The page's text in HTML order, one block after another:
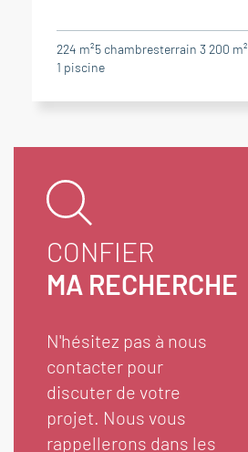
224 m²5 chambresterrain 3 200 m²
1 piscine
CONFIER
MA RECHERCHE
N'hésitez pas à nous
contacter pour
discuter de votre
projet. Nous vous
rappellerons dans les